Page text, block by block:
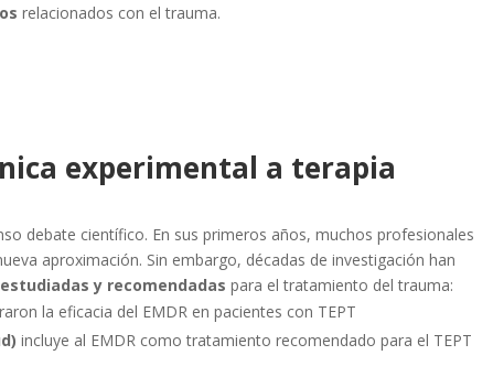
relacionados con el trauma.
experimental a terapia
debate científico. En sus primeros años, muchos profesionales
aproximación. Sin embargo, décadas de investigación han
y recomendadas para el tratamiento del trauma:
la eficacia del EMDR en pacientes con TEPT
incluye al EMDR como tratamiento recomendado para el TEPT